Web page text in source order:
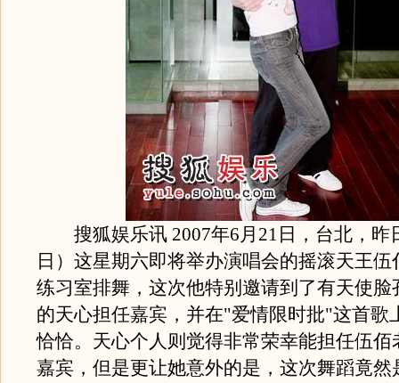
搜狐娱乐讯 2007年6月21日，台北，昨
日）这星期六即将举办演唱会的摇滚天王伍
练习室排舞，这次他特别邀请到了有天使脸
的天心担任嘉宾，并在"爱情限时批"这首歌
恰恰。天心个人则觉得非常荣幸能担任伍佰
嘉宾，但是更让她意外的是，这次舞蹈竟然